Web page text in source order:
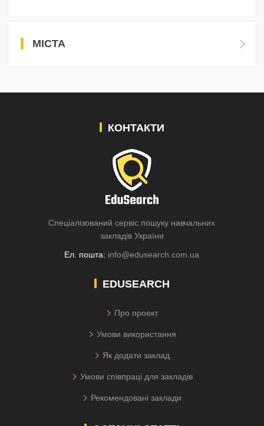
МІСТА
КОНТАКТИ
Спеціалізований сервіс пошуку навчальних
закладів України
Ел. пошта: info@edusearch.com.ua
EDUSEARCH
Про проект
Умови використання
Як додати заклад
Умови співпраці для закладів
Рекомендовані заклади